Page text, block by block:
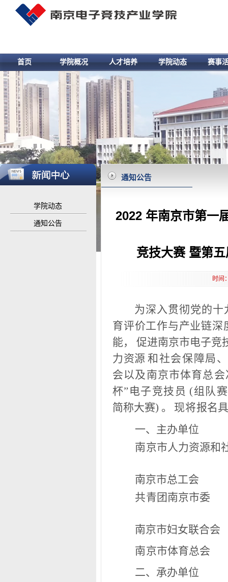
首页 学院概况 人才培养 学院动态 赛事
学院动态
通知公告
通知公告
2022 年南京市第一
竞技大赛 暨第
时间
为深入贯彻党的
育评价工作与产业链深
能， 促进南京市电子竞
力资源 和社会保障局
会以及南京市体育总
杯”电子竞技员 (组队
简称大赛) 。
现将报名
一、主办单位
南京市人力资源和
南京市总工会
共青团南京市委
南京市妇女联合会
南京市体育总会
二、承办单位